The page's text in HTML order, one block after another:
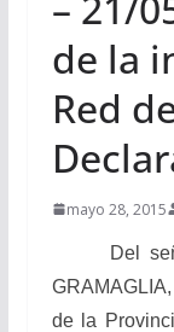
de la
Red
mayo 28, 2015
Del
GRAMAGLIA,
de la